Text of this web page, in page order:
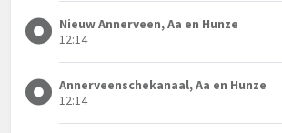
Nieuw Annerveen, Aa en Hunze
12:14
Annerveenschekanaal, Aa en Hunze
12:14